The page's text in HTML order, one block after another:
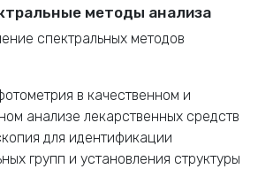
методы анализа
спектральных методов
в качественном и
анализе лекарственных средств
для идентификации
групп и установления структуры